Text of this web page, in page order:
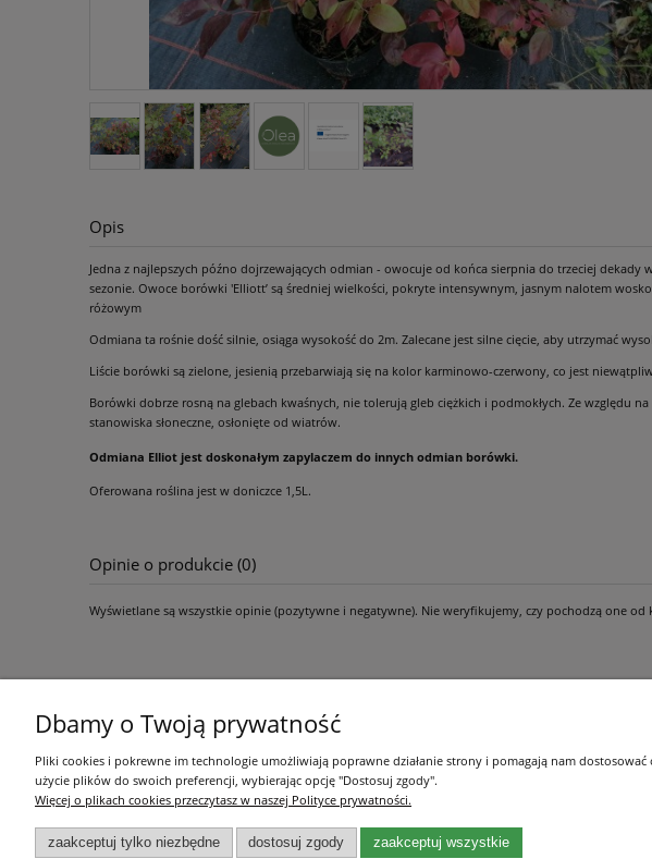
Opis
Jedna z najlepszych późno dojrzewających odmian - owocuje od końca sierpnia do trzeciej
sezonie. Owoce borówki 'Elliott’ są średniej wielkości, pokryte intensywnym, jasnym nalotem
różowym
Odmiana ta rośnie dość silnie, osiąga wysokość do 2m. Zalecane jest silne cięcie, aby utrzymać
Liście borówki są zielone, jesienią przebarwiają się na kolor karminowo-czerwony, co jest
Borówki dobrze rosną na glebach kwaśnych, nie tolerują gleb ciężkich i podmokłych. Ze
stanowiska słoneczne, osłonięte od wiatrów.
Odmiana Elliot jest doskonałym zapylaczem do innych odmian borówki.
Oferowana roślina jest w doniczce 1,5L.
Opinie o produkcie (0)
Wyświetlane są wszystkie opinie (pozytywne i negatywne). Nie weryfikujemy, czy pochodzą one
Pomoc
Regulamin sklepu
Twoje zamówienia
Ustawienia konta
Dbamy o Twoją prywatność
Pliki cookies i pokrewne im technologie umożliwiają poprawne działanie strony i pomagają nam
użycie plików do swoich preferencji, wybierając opcję "Dostosuj zgody".
Więcej o plikach cookies przeczytasz w naszej Polityce prywatności.
zaakceptuj tylko niezbędne dostosuj zgody zaakceptuj wszystkie